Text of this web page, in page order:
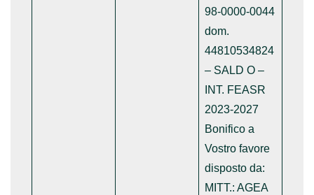
98-0000-0044
dom.
44810534824
– SALD O –
INT. FEASR
2023-2027
Bonifico a
Vostro favore
disposto da:
MITT.: AGEA